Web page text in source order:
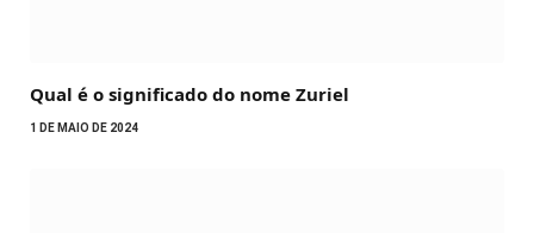
Qual é o significado do nome Zuriel
1 DE MAIO DE 2024